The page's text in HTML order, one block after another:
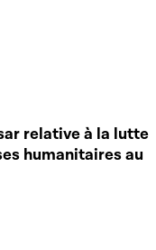
relative à la lutte
humanitaires au